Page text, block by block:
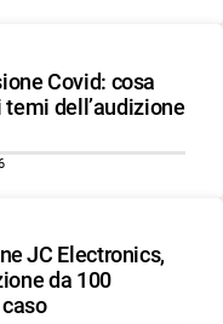
Covid: cosa
temi dell’audizione
JC Electronics,
da 100